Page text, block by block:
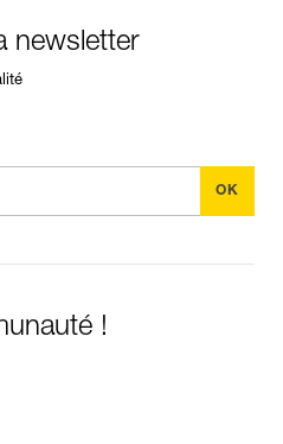
newsletter
!